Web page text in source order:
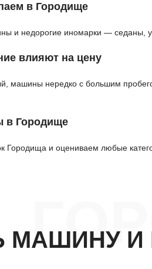
в Городище
и недорогие иномарки — седаны,
влияют на цену
машины нередко с большим
в Городище
Городища и оцениваем любые
МАШИНУ И